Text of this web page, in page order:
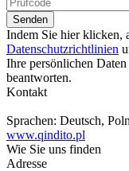
Indem Sie hier klicken,
Datenschutzrichtlinien
Ihre persönlichen
beantworten.
Kontakt
Sprachen: Deutsch,
www.qindito.pl
Wie Sie uns finden
Adresse